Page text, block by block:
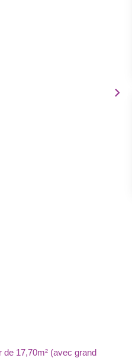
17,70m² (avec grand